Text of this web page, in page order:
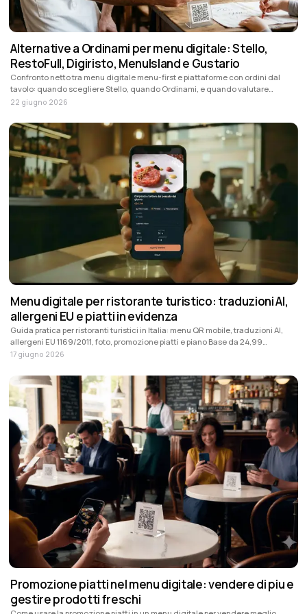
Alternative a Ordinami per menu digitale: Stello,
RestoFull, Digiristo, MenuIsland e Gustario
Confronto netto tra menu digitale menu-first e piattaforme con ordini dal
tavolo: quando scegliere Stello, quando Ordinami, e quando valutare
RestoFull, Digiristo, MenuIsland o Gustario.
22 giugno 2026
Menu digitale per ristorante turistico: traduzioni AI,
allergeni EU e piatti in evidenza
Guida pratica per ristoranti turistici in Italia: menu QR mobile, traduzioni AI,
allergeni EU 1169/2011, foto, promozione piatti e piano Base da 24,99
EUR/mese + IVA.
17 giugno 2026
Promozione piatti nel menu digitale: vendere di piu e
gestire prodotti freschi